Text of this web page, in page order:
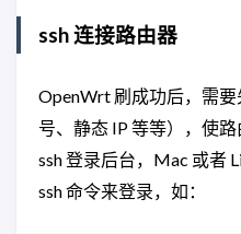
ssh 连接路由器
OpenWrt 刷成功后，需
号、静态 IP 等等），使
ssh 登录后台，Mac 或者
ssh 命令来登录，如：